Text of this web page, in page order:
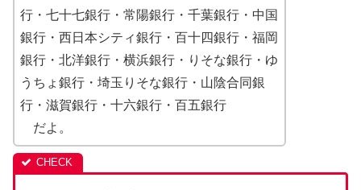
行・七十七銀行・常陽銀行・千葉銀行・中国
銀行・西日本シティ銀行・百十四銀行・福岡
銀行・北洋銀行・横浜銀行・りそな銀行・ゆ
うちょ銀行・埼玉りそな銀行・山陰合同銀
行・滋賀銀行・十六銀行・百五銀行
だよ。